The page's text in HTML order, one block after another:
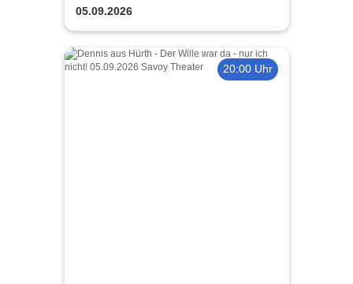
05.09.2026
20:00 Uhr